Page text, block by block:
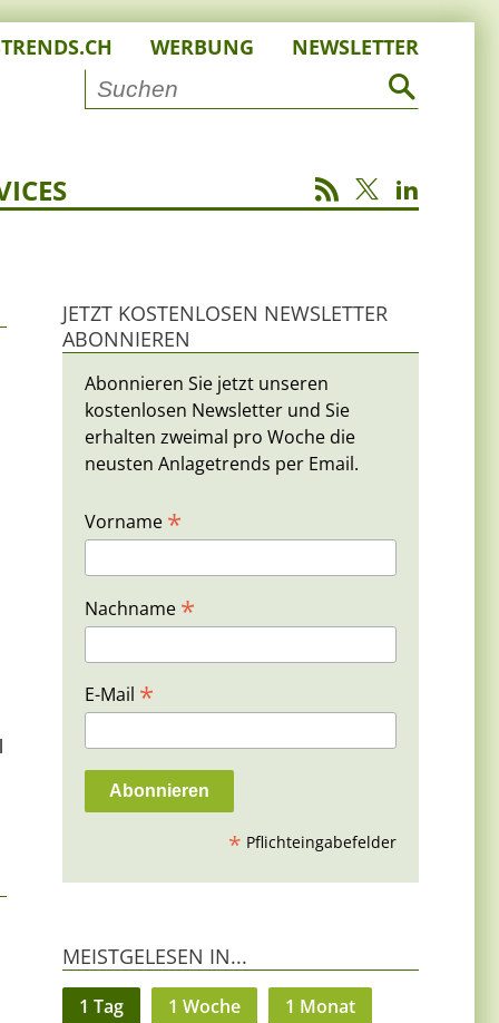
WERBUNG NEWSLETTER
JETZT KOSTENLOSEN NEWSLETTER
ABONNIEREN
Abonnieren Sie jetzt unseren
kostenlosen Newsletter und Sie
erhalten zweimal pro Woche die
neusten Anlagetrends per Email.
Vorname *
Nachname *
E-Mail *
* Pflichteingabefelder
MEISTGELESEN IN...
1 Tag 1 Woche 1 Monat